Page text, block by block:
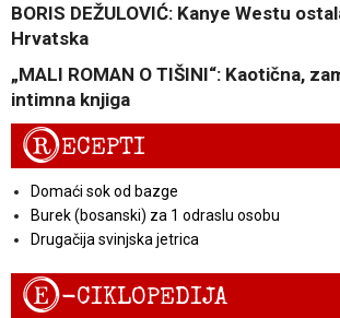
BORIS DEŽULOVIĆ: Kanye Westu
Hrvatska
„MALI ROMAN O TIŠINI“: Kaotična,
intimna knjiga
RECEPTI
Domaći sok od bazge
Burek (bosanski) za 1 odraslu osobu
Drugačija svinjska jetrica
E-CIKLOPEDIJA